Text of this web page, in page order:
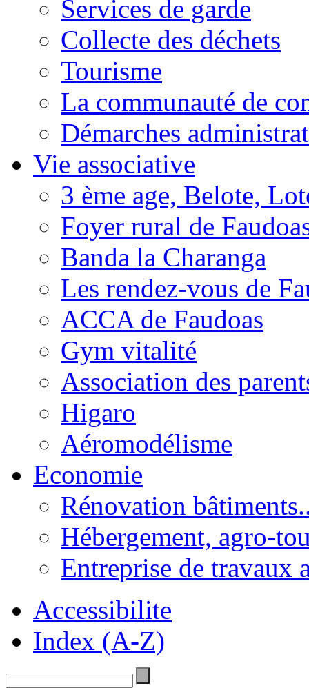
Services de garde
Collecte des déchets
Tourisme
La communauté de
Démarches
Vie associative
3 ème age, Belote,
Foyer rural de
Banda la Charanga
Les rendez-vous de
ACCA de Faudoas
Gym vitalité
Association des
Higaro
Aéromodélisme
Economie
Rénovation
Hébergement, agro-
Entreprise de travaux
Accessibilite
Index (A-Z)